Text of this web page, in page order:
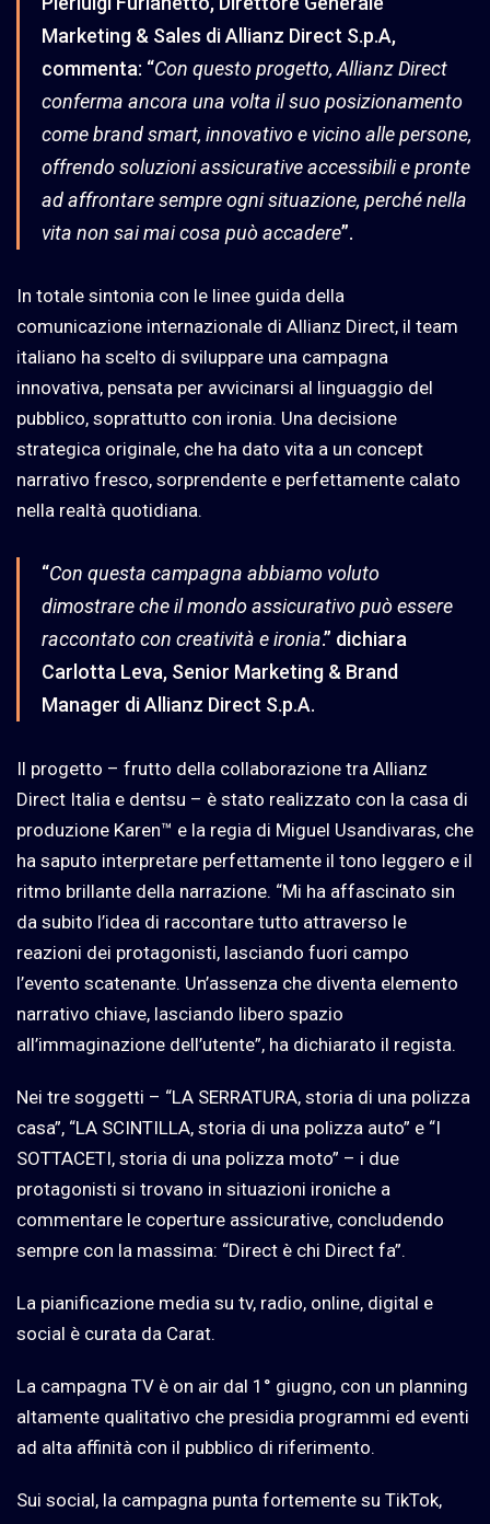
Marketing & Sales di Allianz Direct S.p.A,
commenta: “Con questo progetto, Allianz Direct
conferma ancora una volta il suo posizionamento
come brand smart, innovativo e vicino alle persone,
offrendo soluzioni assicurative accessibili e pronte
ad affrontare sempre ogni situazione, perché nella
vita non sai mai cosa può accadere”.
In totale sintonia con le linee guida della
comunicazione internazionale di Allianz Direct, il team
italiano ha scelto di sviluppare una campagna
innovativa, pensata per avvicinarsi al linguaggio del
pubblico, soprattutto con ironia. Una decisione
strategica originale, che ha dato vita a un concept
narrativo fresco, sorprendente e perfettamente calato
nella realtà quotidiana.
“Con questa campagna abbiamo voluto
dimostrare che il mondo assicurativo può essere
raccontato con creatività e ironia.” dichiara
Carlotta Leva, Senior Marketing & Brand
Manager di Allianz Direct S.p.A.
Il progetto – frutto della collaborazione tra Allianz
Direct Italia e dentsu – è stato realizzato con la casa di
produzione Karen™ e la regia di Miguel Usandivaras, che
ha saputo interpretare perfettamente il tono leggero e il
ritmo brillante della narrazione. “Mi ha affascinato sin
da subito l’idea di raccontare tutto attraverso le
reazioni dei protagonisti, lasciando fuori campo
l’evento scatenante. Un’assenza che diventa elemento
narrativo chiave, lasciando libero spazio
all’immaginazione dell’utente”, ha dichiarato il regista.
Nei tre soggetti – “LA SERRATURA, storia di una polizza
casa”, “LA SCINTILLA, storia di una polizza auto” e “I
SOTTACETI, storia di una polizza moto” – i due
protagonisti si trovano in situazioni ironiche a
commentare le coperture assicurative, concludendo
sempre con la massima: “Direct è chi Direct fa”.
La pianificazione media su tv, radio, online, digital e
social è curata da Carat.
La campagna TV è on air dal 1° giugno, con un planning
altamente qualitativo che presidia programmi ed eventi
ad alta affinità con il pubblico di riferimento.
Sui social, la campagna punta fortemente su TikTok,